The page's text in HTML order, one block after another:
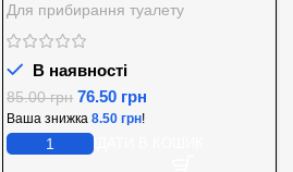
Для прибирання туалету
В наявності
85.00грн 76.50 грн
Ваша знижка8.50грн!